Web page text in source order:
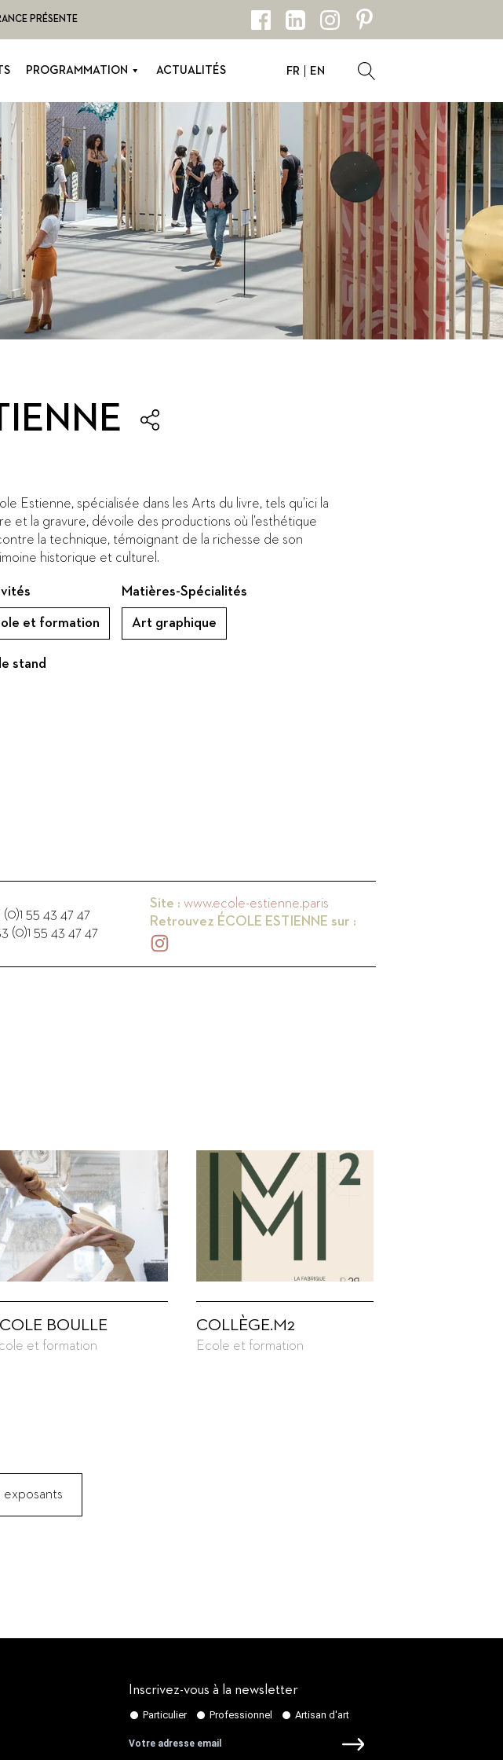
PRÉSENTE
PROGRAMMATION ACTUALITÉS FR EN
Estienne, spécialisée dans les Arts du livre, tels qu’ici la
et la gravure, dévoile des productions où l’esthétique
la technique, témoignant de la richesse de son
historique et culturel.
et formation
Matières-Spécialités
Art graphique
stand
(0)1 55 43 47 47
(0)1 55 43 47 47
Site : www.ecole-estienne.paris
Retrouvez ÉCOLE ESTIENNE sur :
BOULLE
et formation
COLLÈGE.M2
Ecole et formation
exposants
Inscrivez-vous à la newsletter